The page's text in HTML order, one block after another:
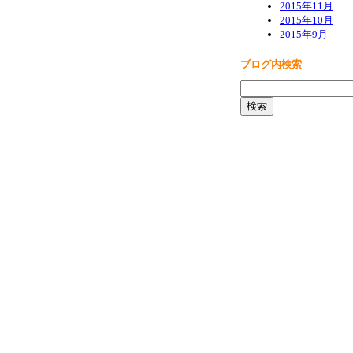
2015年11月
2015年10月
2015年9月
ブログ内検索
索: